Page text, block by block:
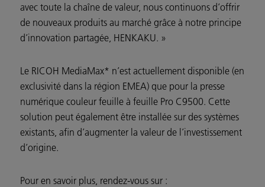
avec toute la chaîne de valeur, nous continuons d’offrir
de nouveaux produits au marché grâce à notre principe
d’innovation partagée, HENKAKU. »
Le RICOH MediaMax* n’est actuellement disponible (en
exclusivité dans la région EMEA) que pour la presse
numérique couleur feuille à feuille Pro C9500. Cette
solution peut également être installée sur des systèmes
existants, afin d’augmenter la valeur de l’investissement
d’origine.
Pour en savoir plus, rendez-vous sur :